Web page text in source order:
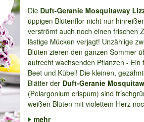
Die Duft-Geranie Mosquitaway
üppigen Blütenflor nicht nur
verströmt auch noch einen frischen
lästige Mücken verjagt! Unzählige
Blüten zieren den ganzen Sommer
aufrecht wachsenden Pflanzen - Ein
Beet und Kübel! Die kleinen,
Blätter der Duft-Geranie
(Pelargonium crispum) sind
weißen Blüten mit violettem Herz
mehr